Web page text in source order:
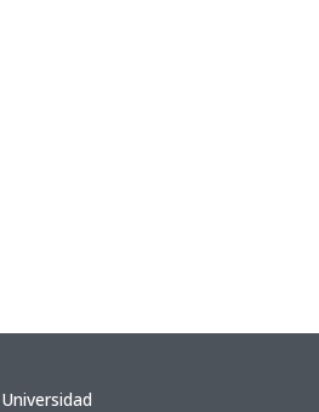
Universidad